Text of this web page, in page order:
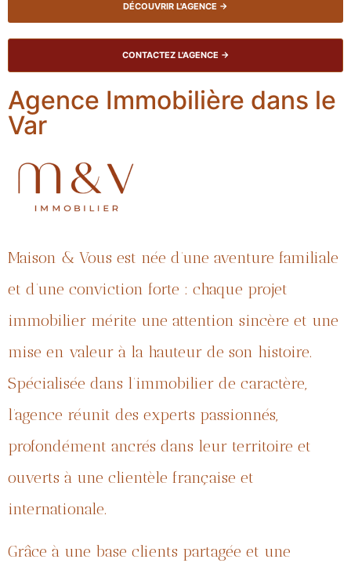
DÉCOUVRIR L'AGENCE →
CONTACTEZ L'AGENCE →
Agence Immobilière dans le
Var
Maison & Vous est née d’une aventure familiale
et d’une conviction forte : chaque projet
immobilier mérite une attention sincère et une
mise en valeur à la hauteur de son histoire.
Spécialisée dans l’immobilier de caractère,
l’agence réunit des experts passionnés,
profondément ancrés dans leur territoire et
ouverts à une clientèle française et
internationale.
Grâce à une base clients partagée et une